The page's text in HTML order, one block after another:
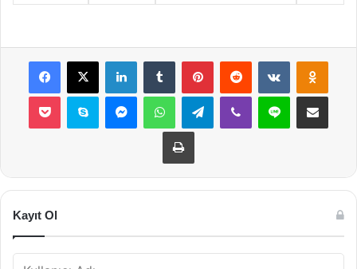
Facebook
X LinkedInTumblr PinterestReddit VKontakte
Pocket Skype MessengerWhatsAppTelegramViber Line E-Posta ile
Yazdır
Kayıt Ol